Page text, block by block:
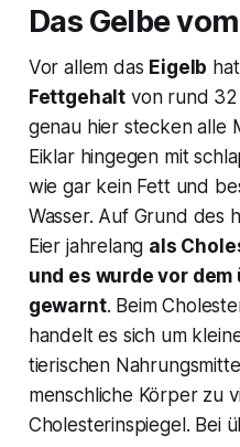
Das Gelbe
Vor allem das Eigelb
Fettgehalt von rund
genau hier stecken alle
Eiklar hingegen mit
wie gar kein Fett und
Wasser. Auf Grund des
Eier jahrelang als
und es wurde vor
gewarnt. Beim
handelt es sich um
tierischen
menschliche Körper zu
Cholesterinspiegel. Bei